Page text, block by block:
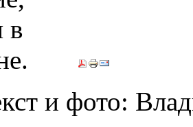
и фото: